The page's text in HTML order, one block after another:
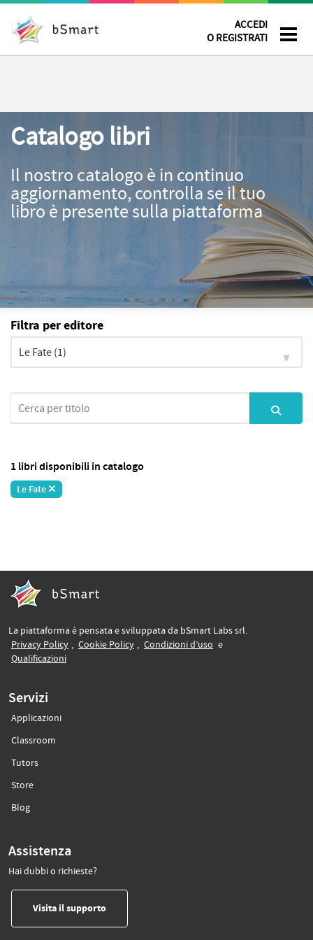
ACCEDI
O REGISTRATI
Catalogo libri
Il nostro catalogo è in continuo
aggiornamento, controlla se il tuo
libro è presente sulla piattaforma
Filtra per editore
1 libri disponibili in catalogo
Le Fate
La piattaforma è pensata e sviluppata da bSmart Labs srl.
Privacy Policy(si apre in un’altra scheda)
, Cookie Policy(si apre in un’altra scheda)
, Condizioni d’uso (si apre in un’altra
e
Qualificazioni(si apre in un’altra scheda)
Servizi
Applicazioni
Classroom
Tutors(si apre in un’altra scheda)
Store(si apre in un’altra scheda)
Blog(si apre in un’altra scheda)
Assistenza
Hai dubbi o richieste?
Visita il supporto(si apre in un’altra scheda)